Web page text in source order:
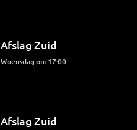
Afslag Zuid
woensdag om 17:00
Afslag Zuid